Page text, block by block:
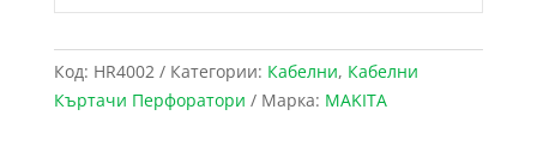
Код: HR4002 Категории: Кабелни, Кабелни
Къртачи Перфоратори
Марка: MAKITA